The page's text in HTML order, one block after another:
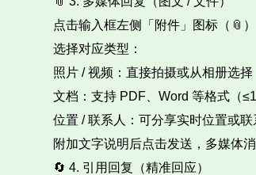
点击输入框左侧「附件」图标（📎）
选择对应类型：​
照片 / 视频：直接拍摄或从相册选择
文档：支持 PDF、Word 等格式（
位置 / 联系人：可分享实时位置或联
附加文字说明后点击发送，多媒体
🔄 4. 引用回复（精准回应）​